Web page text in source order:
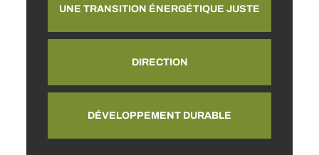
UNE TRANSITION ÉNERGÉTIQUE JUSTE
DIRECTION
DÉVELOPPEMENT DURABLE